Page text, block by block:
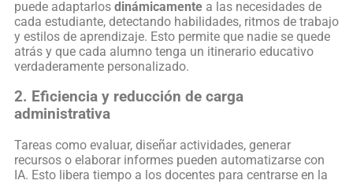
puede adaptarlos dinámicamente a las necesidades de
cada estudiante, detectando habilidades, ritmos de trabajo
y estilos de aprendizaje. Esto permite que nadie se quede
atrás y que cada alumno tenga un itinerario educativo
verdaderamente personalizado.
2. Eficiencia y reducción de carga
administrativa
Tareas como evaluar, diseñar actividades, generar
recursos o elaborar informes pueden automatizarse con
IA. Esto libera tiempo a los docentes para centrarse en la